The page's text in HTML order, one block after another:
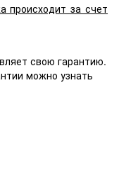
происходит за счет
свою гарантию.
можно узнать